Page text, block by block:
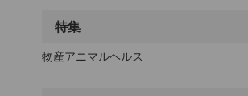
特集
物産アニマルヘルス